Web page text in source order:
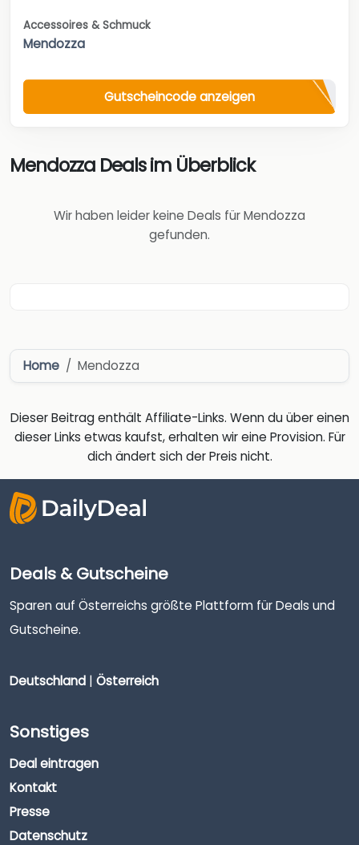
Accessoires & Schmuck
Mendozza
Gutscheincode anzeigen
Mendozza Deals im Überblick
Wir haben leider keine Deals für Mendozza
gefunden.
Home Mendozza
Dieser Beitrag enthält Affiliate-Links. Wenn du über einen
dieser Links etwas kaufst, erhalten wir eine Provision. Für
dich ändert sich der Preis nicht.
Deals & Gutscheine
Sparen auf Österreichs größte Plattform für Deals und
Gutscheine.
Deutschland | Österreich
Sonstiges
Deal eintragen
Kontakt
Presse
Datenschutz